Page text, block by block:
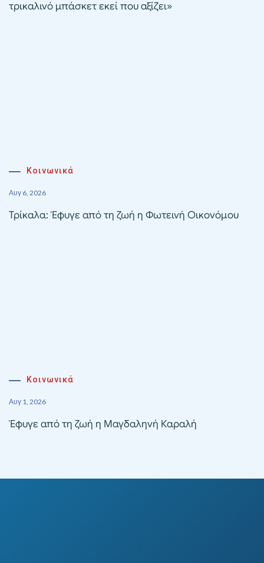
τρικαλινό μπάσκετ εκεί που αξίζει»
Κοινωνικά
Αυγ 6, 2026
Τρίκαλα: Έφυγε από τη ζωή η Φωτεινή Οικονόμου
Κοινωνικά
Αυγ 1, 2026
Έφυγε από τη ζωή η Μαγδαληνή Καραλή